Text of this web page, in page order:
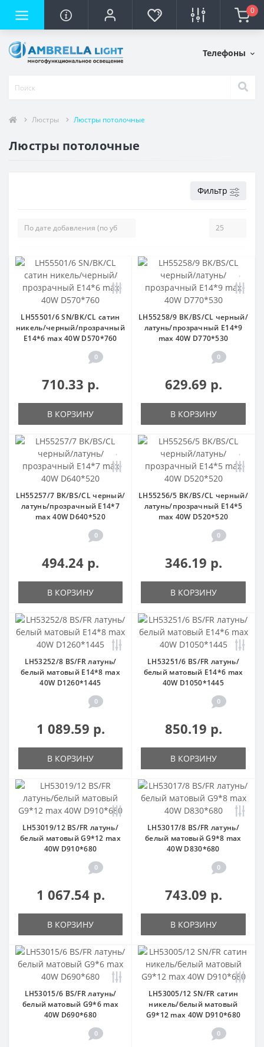
0
Телефоны
Люстры Люстры потолочные
Люстры потолочные
Фильтр
LH55501/6 SN/BK/CL сатин
никель/черный/прозрачный
E14*6 max 40W D570*760
0
710.33 р.
В КОРЗИНУ
LH55258/9 BK/BS/CL черный/
латунь/прозрачный E14*9
max 40W D770*530
0
629.69 р.
В КОРЗИНУ
LH55257/7 BK/BS/CL черный/
латунь/прозрачный E14*7
max 40W D640*520
0
494.24 р.
В КОРЗИНУ
LH55256/5 BK/BS/CL черный/
латунь/прозрачный E14*5
max 40W D520*520
0
346.19 р.
В КОРЗИНУ
LH53252/8 BS/FR латунь/
белый матовый E14*8 max
40W D1260*1445
0
1 089.59 р.
В КОРЗИНУ
LH53251/6 BS/FR латунь/
белый матовый E14*6 max
40W D1050*1445
0
850.19 р.
В КОРЗИНУ
LH53019/12 BS/FR латунь/
белый матовый G9*12 max
40W D910*680
0
1 067.54 р.
В КОРЗИНУ
LH53017/8 BS/FR латунь/
белый матовый G9*8 max
40W D830*680
0
743.09 р.
В КОРЗИНУ
LH53015/6 BS/FR латунь/
белый матовый G9*6 max
40W D690*680
0
LH53005/12 SN/FR сатин
никель/белый матовый
G9*12 max 40W D910*680
0